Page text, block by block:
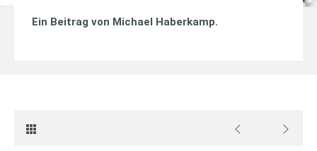
Ein Beitrag von Michael Haberkamp.